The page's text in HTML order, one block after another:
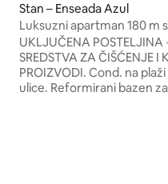
Stan – Enseada Azul
Luksuzni apartman 180 m
uređajem, Wi-Fi, 3
STOPALA U PIJESKU
UKLJUČENA POSTELJINA
SREDSTVA ZA ČIŠĆENJE I
PROIZVODI. Cond. na
ulice. Reformirani bazen